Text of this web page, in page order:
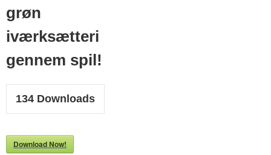
grøn
iværksætteri
gennem spil!
134 Downloads
Download Now!